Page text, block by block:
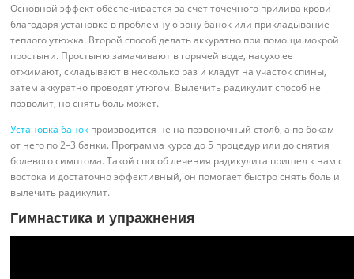
Основной эффект обеспечивается за счет точечного прилива крови
благодаря установке в проблемную зону банок или прикладывание
теплого утюжка. Второй способ делать аккуратно при помощи мокрой
простыни. Простыню замачивают в горячей воде, насухо ее
отжимают, складывают в несколько раз и кладут на участок спины,
затем аккуратно проводят утюгом. Вылечить радикулит способ не
позволит, но снять боль может.
Установка банок производится не на позвоночный столб, а по бокам
от него по 2–3 банки. Программа курса до 5 процедур или до снятия
болевого симптома. Такой способ лечения радикулита пришел к нам с
востока и достаточно эффективный, он помогает быстро снять боль и
вылечить радикулит.
Гимнастика и упражнения